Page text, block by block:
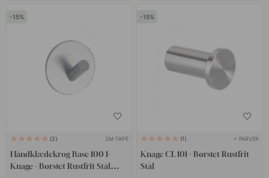
15
2 3M-TAPE
Håndklædekrog Base 100 1-
Knage - Børstet Rustfrit Stål
15
1 + FARVER
Knage CL 101 - Børstet Rustfrit
Stål